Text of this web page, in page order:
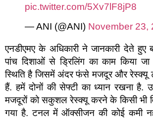
pic.twitter.com/5Xv7lF8jP8
— ANI (@ANI) November 23,
एनडीएमए के अधिकारी ने जानकारी देते हुए
पांच दिशाओं से ड्रिलिंग का काम किया
स्थिति है जिसमें अंदर फंसे मजदूर और रेस्क्यू
हैं. हमें दोनों की सेफ्टी का ध्यान रखना है.
मजदूरों को सकुशल रेस्क्यू करने के किसी भी
गया है. टनल में ऑक्सीजन की कोई कमी